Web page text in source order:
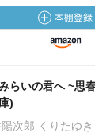
らいの君へ ~思
)
次郎 くりたゆき